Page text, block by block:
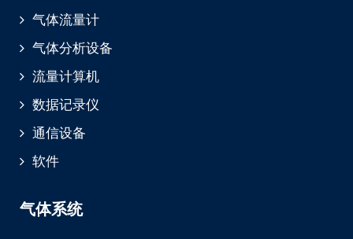
气体流量计
气体分析设备
流量计算机
数据记录仪
通信设备
软件
气体系统